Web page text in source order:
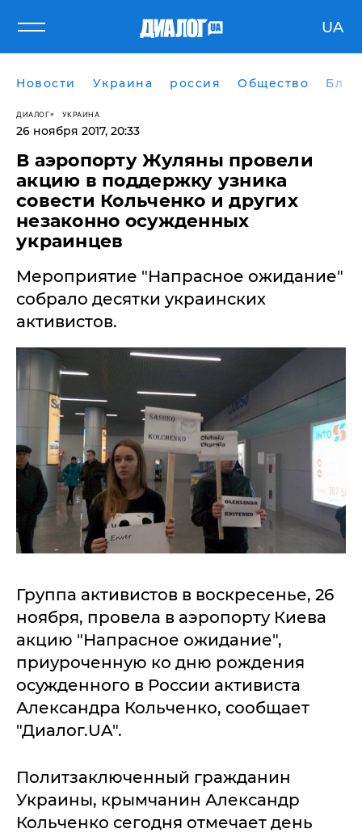
UA
Новости Украина россия Общество
ДИАЛОГ УКРАИНА
26 ноября 2017, 20:33
В аэропорту Жуляны провели
акцию в поддержку узника
совести Кольченко и других
незаконно осужденных
украинцев
Мероприятие "Напрасное ожидание"
собрало десятки украинских
активистов.
Группа активистов в воскресенье, 26
ноября, провела в аэропорту Киева
акцию "Напрасное ожидание",
приуроченную ко дню рождения
осужденного в России активиста
Александра Кольченко, сообщает
"Диалог.UA".
Политзаключенный гражданин
Украины, крымчанин Александр
Кольченко сегодня отмечает день